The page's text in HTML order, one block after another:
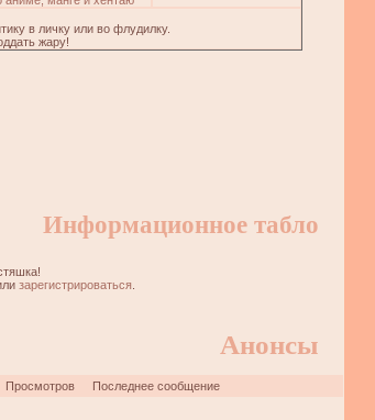
в личку или во флудилку.
жару!
Информационное табло
зарегистрироваться
Анонсы
Просмотров
Последнее сообщение